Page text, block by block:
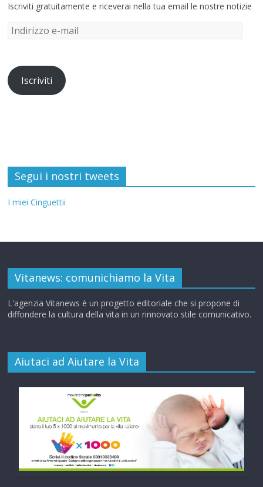
Iscriviti gratuitamente e riceverai nella tua email le nostre notizie
Iscriviti
Segui i nostri tweets
I miei Cinguettii
Vitanews: comunichiamo la Vita
L'agenzia Vitanews è un progetto editoriale che si propone di
diffondere la cultura della vita in un rinnovato stile comunicativo.
Aiutaci ad Aiutare la Vita